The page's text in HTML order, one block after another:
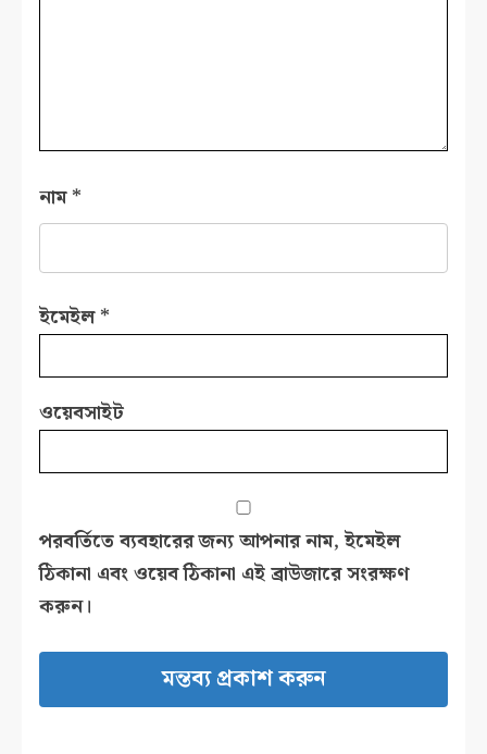
নাম*
ইমেইল*
ওয়েবসাইট
পরবর্তিতে ব্যবহারের জন্য আপনার নাম, ইমেইল
ঠিকানা এবং ওয়েব ঠিকানা এই ব্রাউজারে সংরক্ষণ
করুন।